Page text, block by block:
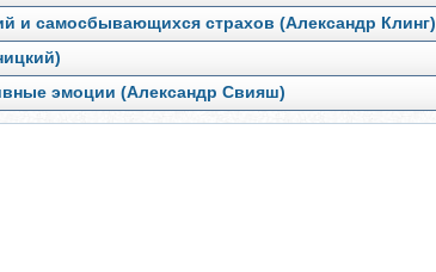
и самосбывающихся страхов (Александр Клинг)
эмоции (Александр Свияш)